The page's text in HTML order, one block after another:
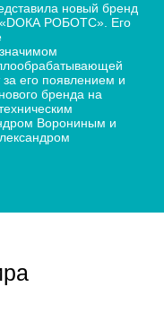
новый бренд
«DОКА РОБОТС». Его
его появлением и
бренда на
Ворониным и